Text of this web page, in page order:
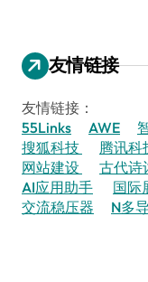
友情链接
友情链接：
55Links
AWE
搜狐科技
腾讯科
网站建设
古代诗
AI应用助手
国际
交流稳压器
N多